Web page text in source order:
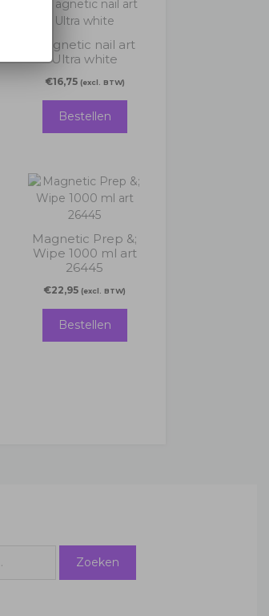
Magnetic nail art
Ultra white
€16,75 (excl. BTW)
Bestellen
Magnetic Prep &;
Wipe 1000 ml art
26445
€22,95 (excl. BTW)
Bestellen
Zoeken